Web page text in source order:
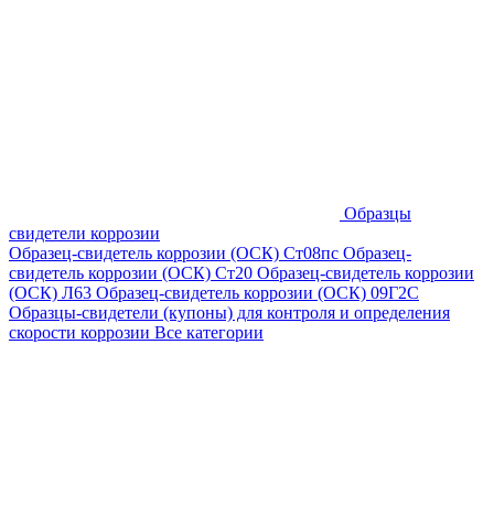
Образцы
свидетели коррозии
Образец-свидетель коррозии (ОСК) Ст08пс Образец-
свидетель коррозии (ОСК) Ст20 Образец-свидетель коррозии
(ОСК) Л63 Образец-свидетель коррозии (ОСК) 09Г2С
Образцы-свидетели (купоны) для контроля и определения
скорости коррозии Все категории